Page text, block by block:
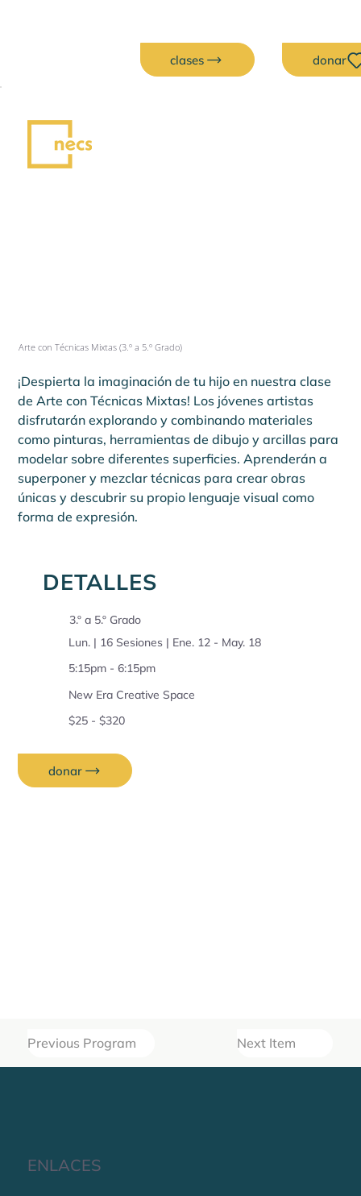
clases donar
Arte con Técnicas Mixtas (3.º a 5.º Grado)
¡Despierta la imaginación de tu hijo en nuestra clase
de Arte con Técnicas Mixtas! Los jóvenes artistas
disfrutarán explorando y combinando materiales
como pinturas, herramientas de dibujo y arcillas para
modelar sobre diferentes superficies. Aprenderán a
superponer y mezclar técnicas para crear obras
únicas y descubrir su propio lenguaje visual como
forma de expresión.
DETALLES
3.º a 5.º Grado
Lun. | 16 Sesiones | Ene. 12 - May. 18
5:15pm - 6:15pm
New Era Creative Space
$25 - $320
donar
Previous Program Next Item
ENLACES